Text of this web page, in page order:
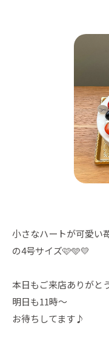
小さなハートが可愛い
の4号サイズ🩷🩵💛
本日もご来店ありがと
明日も11時〜
お待ちしてます♪